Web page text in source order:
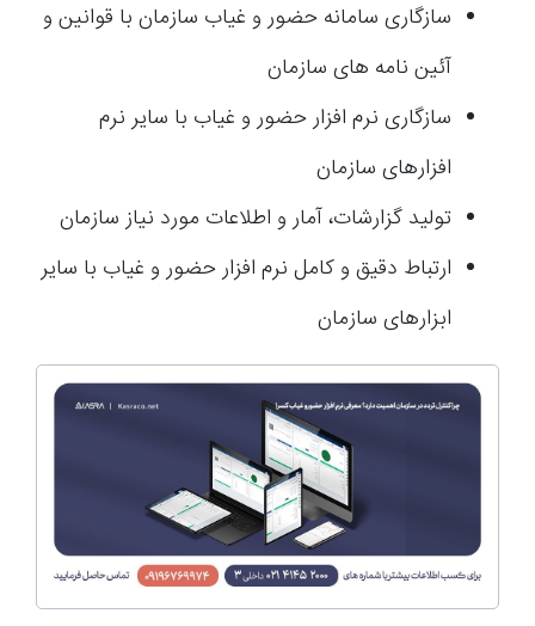
سازگاری سامانه حضور و غیاب سازمان با قوانین و
آئین نامه های سازمان
سازگاری نرم افزار حضور و غیاب با سایر نرم
افزارهای سازمان
تولید گزارشات، آمار و اطلاعات مورد نیاز سازمان
ارتباط دقیق و کامل نرم افزار حضور و غیاب با سایر
ابزارهای سازمان